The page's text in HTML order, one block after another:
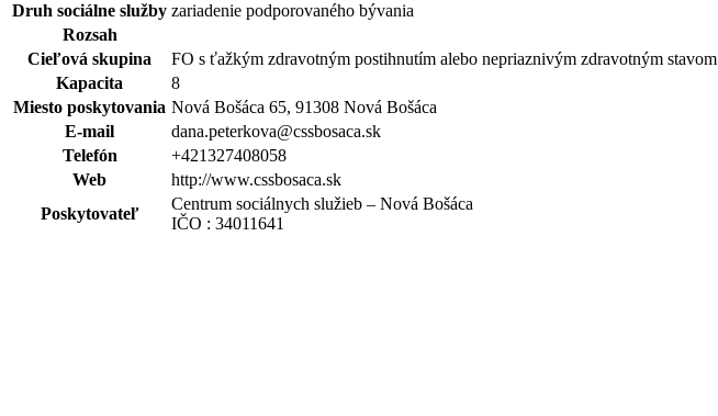
Druh sociálne služby zariadenie podporovaného bývania
Rozsah
Cieľová skupina
FO s ťažkým zdravotným postihnutím alebo nepriaznivým zdravotným stavom
Kapacita
8
Miesto poskytovania Nová Bošáca 65, 91308 Nová Bošáca
E-mail
dana.peterkova@cssbosaca.sk
Telefón
+421327408058
Web
http://www.cssbosaca.sk
Poskytovateľ
Centrum sociálnych služieb – Nová Bošáca
IČO : 34011641